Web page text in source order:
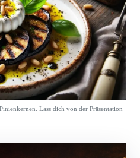
Lass dich von der Präsentation